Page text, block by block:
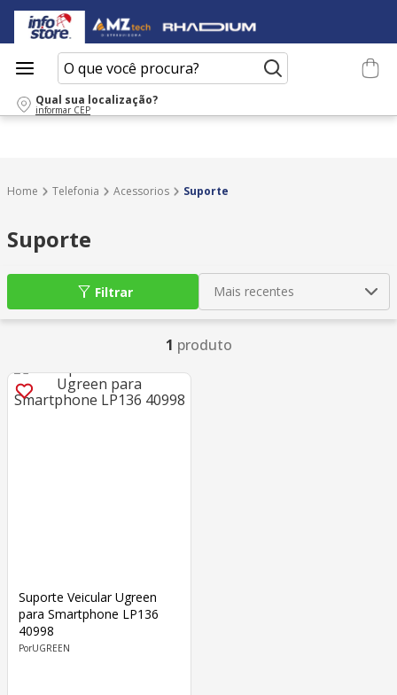
O que você procura?
Qual sua localização?
informar CEP
Telefonia Acessorios Suporte
Suporte
Mais recentes
Filtrar
1 produto
Suporte Veicular Ugreen
para Smartphone LP136
40998
UGREEN